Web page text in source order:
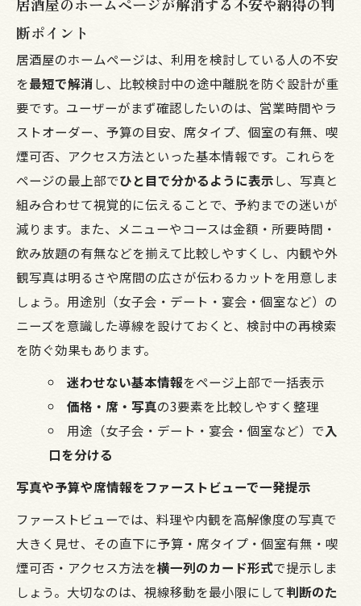
断ポイント
居酒屋のホームページは、利用を検討している人の不安
を最短で解消し、比較検討中の途中離脱を防ぐ設計が重
要です。ユーザーがまず確認したいのは、営業時間やラ
ストオーダー、予算の目安、席タイプ、個室の有無、喫
煙可否、アクセス方法といった基本情報です。これらを
ページの最上部でひと目で分かるように表示し、写真と
組み合わせて視覚的に伝えることで、予約までの迷いが
減ります。また、メニューやコースは金額・所要時間・
飲み放題の有無などを揃えて比較しやすくし、内観や外
観写真は明るさや席間の広さが伝わるカットを用意しま
しょう。用途別（女子会・デート・宴会・個室など）の
ニーズを意識した導線を設けておくと、検討中の再検索
を防ぐ効果もあります。
迷わせない基本情報をページ上部で一括表示
価格・席・写真の3要素を比較しやすく整理
用途（女子会・デート・宴会・個室など）で入
口を分ける
写真や予算や席情報をファーストビューで一発提示
ファーストビューでは、料理や内観を高解像度の写真で
大きく見せ、その直下に予算・席タイプ・個室有無・喫
煙可否・アクセス方法を横一列のカード形式で提示しま
しょう。大切なのは、視線移動を最小限にして判断のた